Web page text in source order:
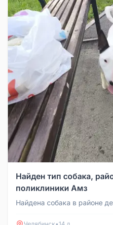
Найден тип собака,
поликлиники Амз
Найдена собака в районе